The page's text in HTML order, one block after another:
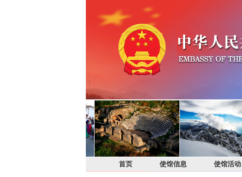
首页 使馆信息 使馆活动